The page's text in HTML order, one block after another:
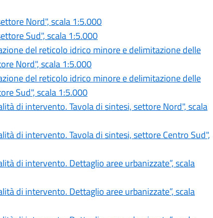
Nord", scala 1:5.000
Sud", scala 1:5.000
del reticolo idrico minore e delimitazione delle
Nord", scala 1:5.000
del reticolo idrico minore e delimitazione delle
Sud", scala 1:5.000
di intervento. Tavola di sintesi, settore Nord", scala
di intervento. Tavola di sintesi, settore Centro Sud",
di intervento. Dettaglio aree urbanizzate”, scala
di intervento. Dettaglio aree urbanizzate”, scala